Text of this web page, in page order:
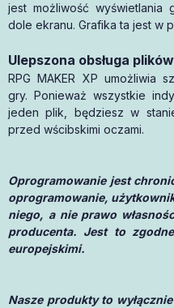
jest możliwość
dole ekranu. Grafika ta jest w
Ulepszona obsługa plików
RPG MAKER XP umożliwia
gry. Ponieważ wszystkie
jeden plik, będziesz w
przed wścibskimi oczami.
Oprogramowanie jest
oprogramowanie,
niego, a nie prawo
producenta. Jest to
europejskimi.
Nasze produkty to